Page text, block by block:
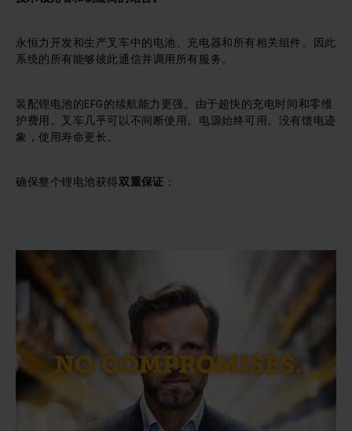
永恒力开发和生产叉车中的电池、充电器和所有相关组件。因此
系统的所有能够彼此通信并调用所有服务。
装配锂电池的EFG的续航能力更强。由于超快的充电时间和零维
护费用。叉车几乎可以不间断使用。电源始终可用。没有馈电迹
象，使用寿命更长。
确保整个锂电池获得双重保证 ：